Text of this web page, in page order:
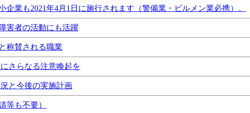
業も2021年4月1日に施行されます（警備業・ビルメン業必携）。
害者の活動にも活躍
称賛される職業
さらなる注意喚起を
と今後の実施計画
等も不要）